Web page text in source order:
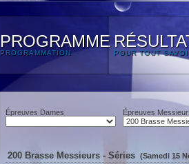
PROGRAMME
PROGRAMMATION POUR TOUT
Épreuves Dames Épreuves
200 Brasse Messieurs - Séries (Samedi 15